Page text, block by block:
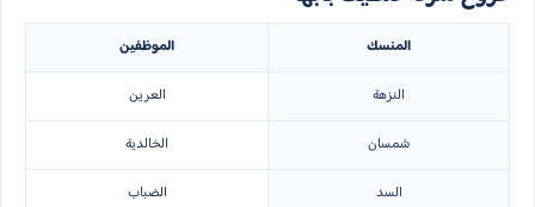
المنسك
الموظفين
النزهة
العرين
شمسان
الخالدية
السد
الضباب